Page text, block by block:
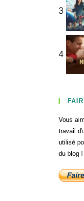
3
4
Vous
travail
utilisé
du blog !